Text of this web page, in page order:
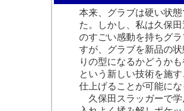
本来、グラブは硬い状
た。しかし、私は久保
のすごい感動を持ちグ
すが、グラブを新品の
りの型になるかどうか
という新しい技術を施
仕上げることが可能にな
久保田スラッガーで学